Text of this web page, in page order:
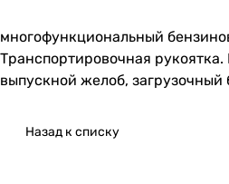
многофункциональный
Транспортировочная
выпускной желоб, загрузочный
Назад к списку